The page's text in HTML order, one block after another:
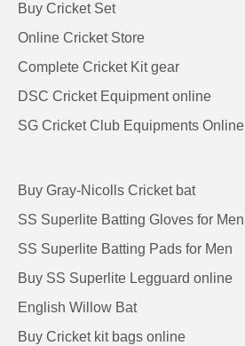
Buy Cricket Set
Online Cricket Store
Complete Cricket Kit gear
DSC Cricket Equipment online
SG Cricket Club Equipments Online
Buy Gray-Nicolls Cricket bat
SS Superlite Batting Gloves for Men
SS Superlite Batting Pads for Men
Buy SS Superlite Legguard online
English Willow Bat
Buy Cricket kit bags online